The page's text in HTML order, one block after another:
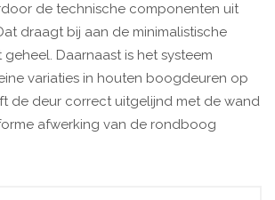
de technische componenten uit
draagt bij aan de minimalistische
Daarnaast is het systeem
variaties in houten boogdeuren op
de deur correct uitgelijnd met de wand
afwerking van de rondboog